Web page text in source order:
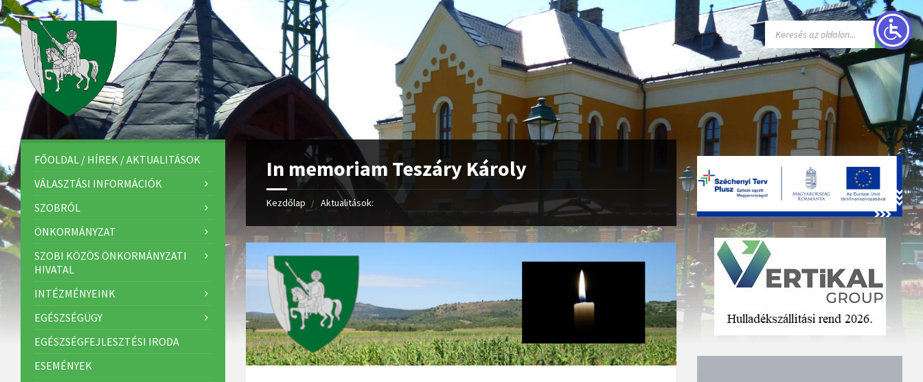
In memoriam Teszáry Károly
Kezdőlap Aktualitások:
FŐOLDAL / HÍREK / AKTUALITÁSOK
VÁLASZTÁSI INFORMÁCIÓK
SZOBRÓL
ÖNKORMÁNYZAT
SZOBI KÖZÖS ÖNKORMÁNYZATI
HIVATAL
INTÉZMÉNYEINK
EGÉSZSÉGÜGY
EGÉSZSÉGFEJLESZTÉSI IRODA
ESEMÉNYEK